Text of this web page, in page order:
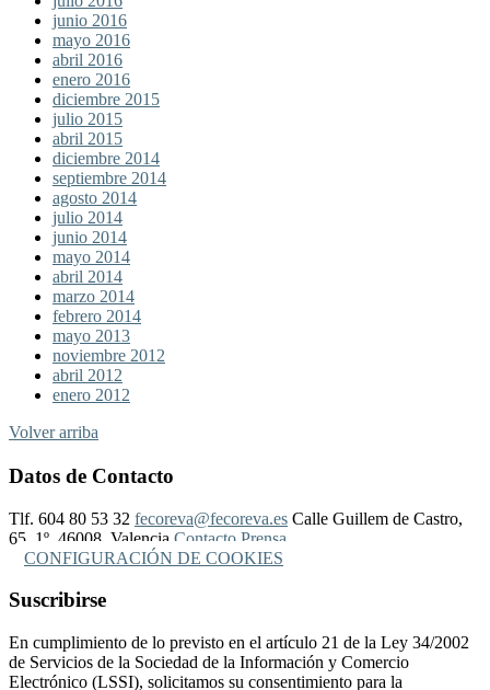
junio 2016
mayo 2016
abril 2016
enero 2016
diciembre 2015
julio 2015
abril 2015
diciembre 2014
septiembre 2014
agosto 2014
julio 2014
junio 2014
mayo 2014
abril 2014
marzo 2014
febrero 2014
mayo 2013
noviembre 2012
abril 2012
enero 2012
Volver arriba
Datos de Contacto
Tlf. 604 80 53 32 fecoreva@fecoreva.es Calle Guillem de Castro,
65, 1º, 46008, Valencia Contacto Prensa
CONFIGURACIÓN DE COOKIES
Suscribirse
En cumplimiento de lo previsto en el artículo 21 de la Ley 34/2002
de Servicios de la Sociedad de la Información y Comercio
Electrónico (LSSI), solicitamos su consentimiento para la